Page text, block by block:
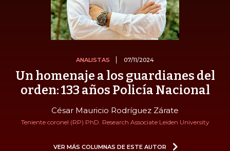
ANALISTAS 07/11/2024
Un homenaje a los guardianes del
orden: 133 años Policía Nacional
César Mauricio Rodríguez Zárate
Teniente coronel (RP) PhD. Research Associate Leiden University
VER MÁS COLUMNAS DE ESTE AUTOR